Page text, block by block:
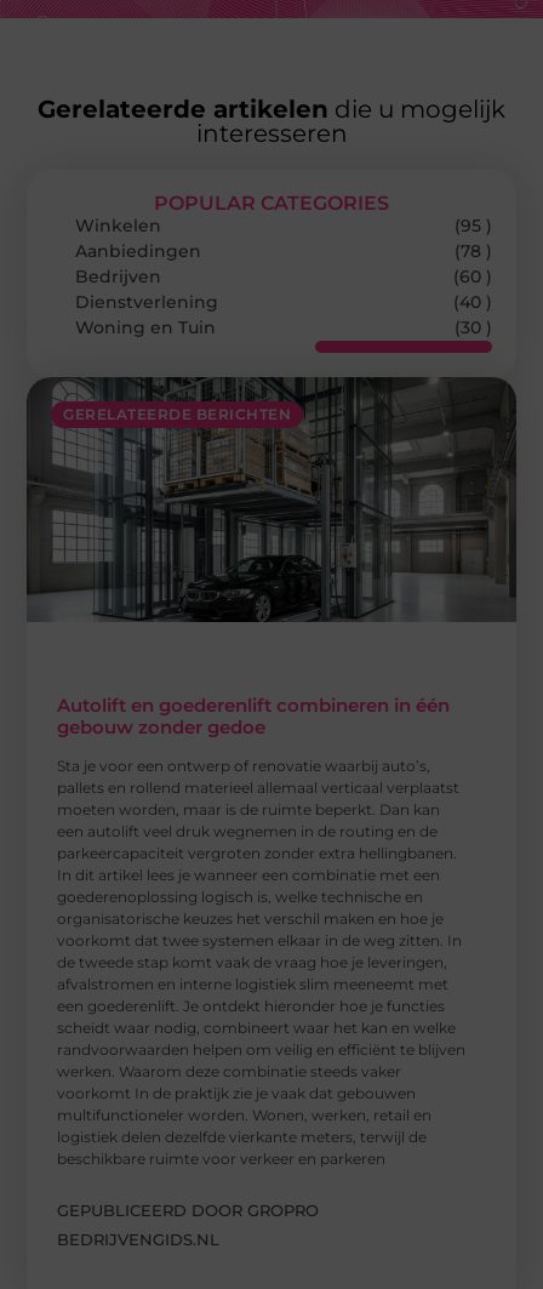
Gerelateerde artikelen die u mogelijk
interesseren
GERELATEERDE BERICHTEN
Autolift en goederenlift combineren in één
gebouw zonder gedoe
Sta je voor een ontwerp of renovatie waarbij auto’s,
pallets en rollend materieel allemaal verticaal verplaatst
moeten worden, maar is de ruimte beperkt. Dan kan
een autolift veel druk wegnemen in de routing en de
parkeercapaciteit vergroten zonder extra hellingbanen.
In dit artikel lees je wanneer een combinatie met een
goederenoplossing logisch is, welke technische en
organisatorische keuzes het verschil maken en hoe je
voorkomt dat twee systemen elkaar in de weg zitten. In
de tweede stap komt vaak de vraag hoe je leveringen,
afvalstromen en interne logistiek slim meeneemt met
een goederenlift. Je ontdekt hieronder hoe je functies
scheidt waar nodig, combineert waar het kan en welke
randvoorwaarden helpen om veilig en efficiënt te blijven
werken. Waarom deze combinatie steeds vaker
voorkomt In de praktijk zie je vaak dat gebouwen
multifunctioneler worden. Wonen, werken, retail en
logistiek delen dezelfde vierkante meters, terwijl de
beschikbare ruimte voor verkeer en parkeren
GEPUBLICEERD DOOR GROPRO
BEDRIJVENGIDS.NL
POPULAR CATEGORIES
Winkelen
(95 )
Aanbiedingen
(78 )
Bedrijven
(60 )
Dienstverlening
(40 )
Woning en Tuin
(30 )